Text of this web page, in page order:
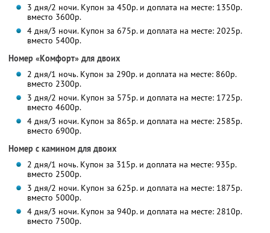
3 дня/2 ночи. Купон за 450р. и доплата на месте: 1350р.
вместо 3600р.
4 дня/3 ночи. Купон за 675р. и доплата на месте: 2025р.
вместо 5400р.
Номер «Комфорт» для двоих
2 дня/1 ночь. Купон за 290р. и доплата на месте: 860р.
вместо 2300р.
3 дня/2 ночи. Купон за 575р. и доплата на месте: 1725р.
вместо 4600р.
4 дня/3 ночи. Купон за 865р. и доплата на месте: 2585р.
вместо 6900р.
Номер с камином для двоих
2 дня/1 ночь. Купон за 315р. и доплата на месте: 935р.
вместо 2500р.
3 дня/2 ночи. Купон за 625р. и доплата на месте: 1875р.
вместо 5000р.
4 дня/3 ночи. Купон за 940р. и доплата на месте: 2810р.
вместо 7500р.